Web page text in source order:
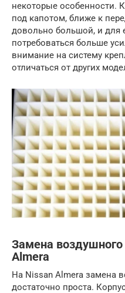
некоторые особенности.
под капотом, ближе к
довольно большой, и для
потребоваться больше
внимание на систему
отличаться от других
Замена
Almera
На Nissan Almera замена
достаточно проста.